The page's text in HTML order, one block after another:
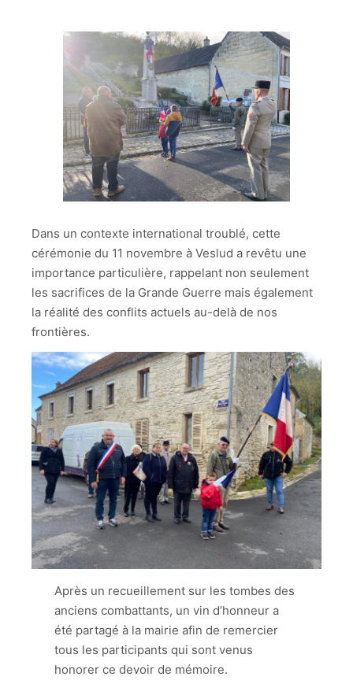
Dans un contexte international troublé, cette
cérémonie du 11 novembre à Veslud a revêtu une
importance particulière, rappelant non seulement
les sacrifices de la Grande Guerre mais également
la réalité des conflits actuels au-delà de nos
frontières.
Après un recueillement sur les tombes des
anciens combattants, un vin d’honneur a
été partagé à la mairie afin de remercier
tous les participants qui sont venus
honorer ce devoir de mémoire.